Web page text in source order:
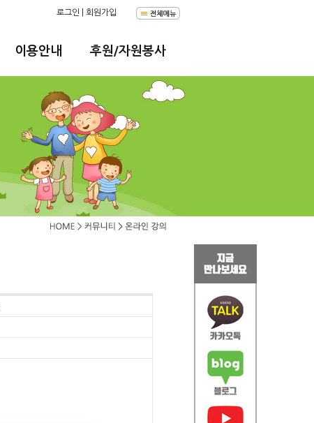
로그인 회원가입
이용안내 후원/자원봉사